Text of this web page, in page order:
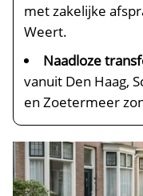
met zakelijke
Weert.
Naadloze
vanuit Den Haag,
en Zoetermeer